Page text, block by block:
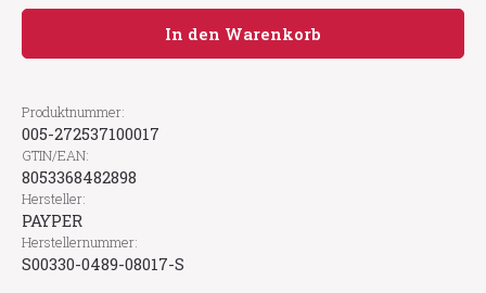
In den Warenkorb
Produktnummer:
005-272537100017
GTIN/EAN:
8053368482898
Hersteller:
PAYPER
Herstellernummer:
S00330-0489-08017-S